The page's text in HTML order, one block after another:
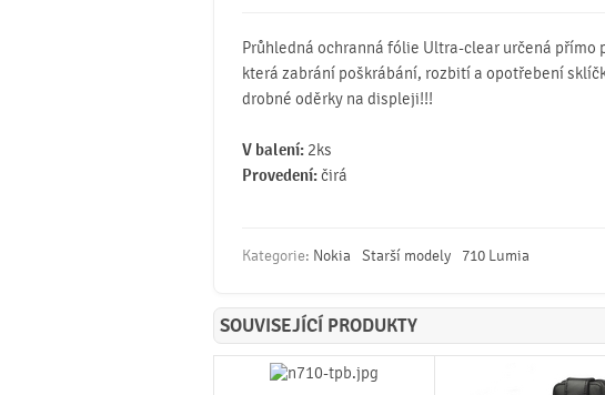
Průhledná ochranná fólie Ultra-clear určená přímo
která zabrání poškrábání, rozbití a opotřebení
drobné oděrky na displeji!!!
V balení: 2ks
Provedení:čirá
Kategorie: Nokia Starší modely 710 Lumia
SOUVISEJÍCÍ PRODUKTY